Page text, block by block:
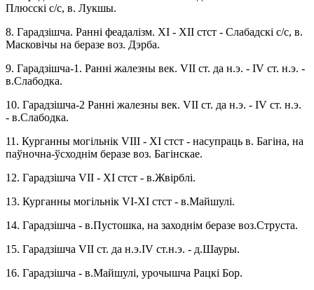
Плюсскі с/с, в. Лукшы.
8. Гарадзішча. Ранні феадалізм. XI - XII стст - Слабадскі с/с, в.
Масковічы на ​​беразе воз. Дэрба.
9. Гарадзішча-1. Ранні жалезны век. VII ст. да н.э. - IV ст. н.э. -
в.Слабодка.
10. Гарадзішча-2 Ранні жалезны век. VII ст. да н.э. - IV ст. н.э.
- в.Слабодка.
11. Курганны могільнік VIII - XI стст - насупраць в. Багіна, на
паўночна-ўсходнім беразе воз. Багінскае.
12. Гарадзішча VII - XI стст - в.Жвірблі.
13. Курганны могільнік VI-XI стст - в.Майшулі.
14. Гарадзішча - в.Пустошка, на заходнім беразе воз.Струста.
15. Гарадзішча VII ст. да н.э.IV ст.н.э. - д.Шауры.
16. Гарадзішча - в.Майшулі, урочышча Рацкі Бор.